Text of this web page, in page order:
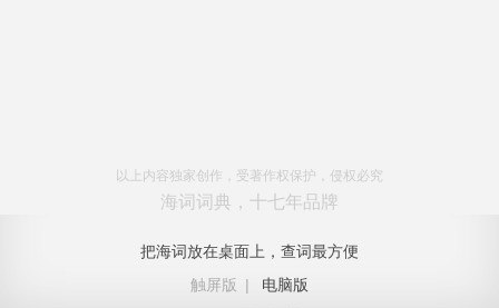
以上内容独家创作，受著作权保护，侵权必究
海词词典，十七年品牌
把海词放在桌面上，查词最方便
触屏版
|
电脑版